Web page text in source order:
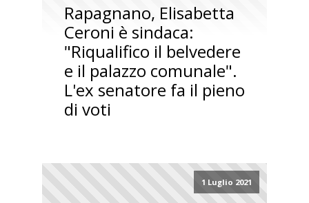
Rapagnano, Elisabetta
Ceroni è sindaca:
"Riqualifico il belvedere
e il palazzo comunale".
L'ex senatore fa il pieno
di voti
1 Luglio 2021